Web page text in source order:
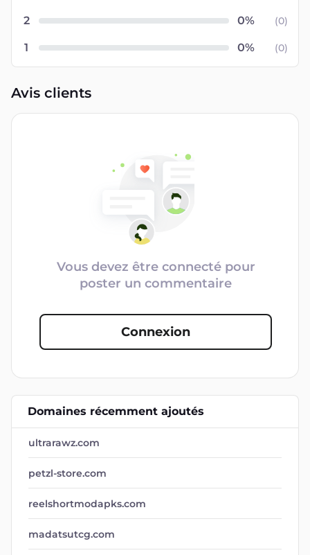
2 (0)
1 (0)
Avis clients
Vous devez être connecté pour
poster un commentaire
Connexion
Domaines récemment ajoutés
ultrarawz.com
petzl-store.com
reelshortmodapks.com
madatsutcg.com